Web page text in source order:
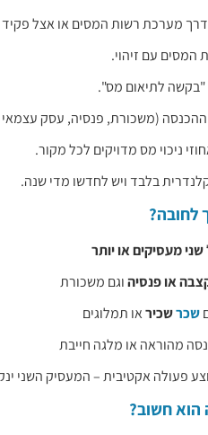
דרך מערכת רשות המסים או אצל
המסים עם זיהוי.
לתיאום מס".
(משכורת, פנסיה, עסק עצמאי
ניכוי מס מדויקים לכל מקור.
בלבד ויש לחדשו מדי שנה.
לחובה?
שני מעסיקים או יותר
או פנסיהוגם משכורת
שכרשכיראו תמלוגים
מהוראה או מלגה חייבת
אקטיבית – המעסיק השני ינקוט ניכוי מס